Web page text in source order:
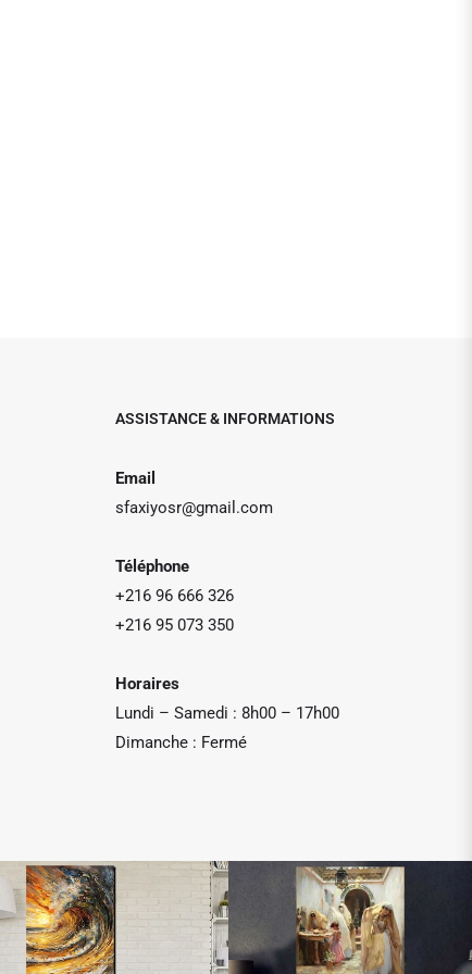
ASSISTANCE & INFORMATIONS
Email
sfaxiyosr@gmail.com
Téléphone
+216 96 666 326
+216 95 073 350
Horaires
Lundi – Samedi : 8h00 – 17h00
Dimanche : Fermé